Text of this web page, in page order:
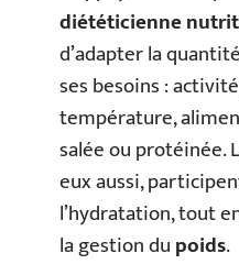
diététicienne
d’adapter la
ses besoins :
température,
salée ou protéinée.
eux aussi,
l’hydratation, tout
la gestion dupoids.